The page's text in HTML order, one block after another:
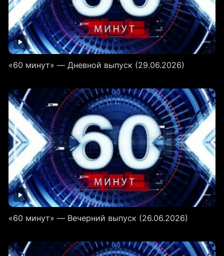
«60 минут» — Дневной выпуск (29.06.2026)
«60 минут» — Вечерний выпуск (26.06.2026)